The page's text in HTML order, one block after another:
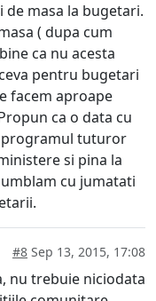
de masa la bugetari.
( dupa cum
ca nu acesta
pentru bugetari
facem aproape
ca o data cu
programul tuturor
si pina la
cu jumatati
#8 Sep 13, 2015, 17:08
nu trebuie niciodata